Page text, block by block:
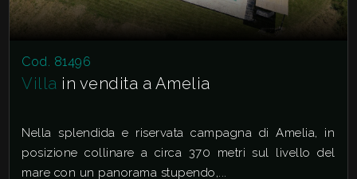
Cod. 81496
Villa in vendita a Amelia
Nella splendida e riservata campagna di Amelia, in
posizione collinare a circa 370 metri sul livello del
mare con un panorama stupendo,...